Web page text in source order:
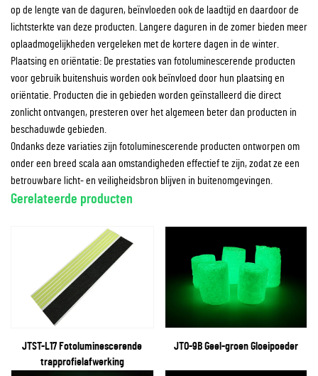
op de lengte van de daguren, beïnvloeden ook de laadtijd en daardoor de
lichtsterkte van deze producten. Langere daguren in de zomer bieden meer
oplaadmogelijkheden vergeleken met de kortere dagen in de winter.
Plaatsing en oriëntatie: De prestaties van fotoluminescerende producten
voor gebruik buitenshuis worden ook beïnvloed door hun plaatsing en
oriëntatie. Producten die in gebieden worden geïnstalleerd die direct
zonlicht ontvangen, presteren over het algemeen beter dan producten in
beschaduwde gebieden.
Ondanks deze variaties zijn fotoluminescerende producten ontworpen om
onder een breed scala aan omstandigheden effectief te zijn, zodat ze een
betrouwbare licht- en veiligheidsbron blijven in buitenomgevingen.
Gerelateerde producten
JTST-L17 Fotoluminescerende
trapprofielafwerking
JTO-9B Geel-groen Gloeipoeder